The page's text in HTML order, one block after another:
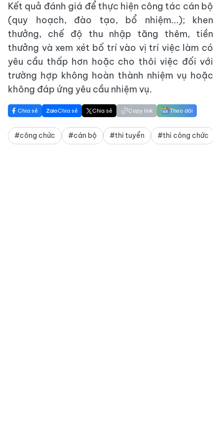
Kết quả đánh giá để thực hiện công tác cán bộ
(quy hoạch, đào tạo, bổ nhiệm...); khen
thưởng, chế độ thu nhập tăng thêm, tiền
thưởng và xem xét bố trí vào vị trí việc làm có
yêu cầu thấp hơn hoặc cho thôi việc đối với
trường hợp không hoàn thành nhiệm vụ hoặc
không đáp ứng yêu cầu nhiệm vụ.
Chia sẻ Chia sẻ Chia sẻ Copy link Theo dõi
#công chức #cán bộ #thi tuyển #thi công chức